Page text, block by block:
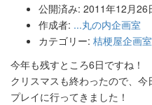
公開済み: 2011年12月26
作成者: ...丸の内企画室
カテゴリー: 桔梗屋企画
今年も残すところ6日ですね！
クリスマスも終わったので、
プレイに行ってきました！